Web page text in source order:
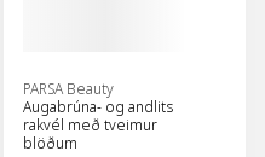
PARSA Beauty
Augabrúna- og andlits
rakvél með tveimur
blöðum